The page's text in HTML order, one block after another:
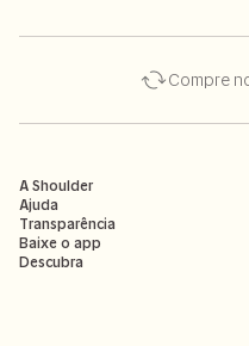
Compre
A Shoulder
Ajuda
Transparência
Baixe o app
Descubra